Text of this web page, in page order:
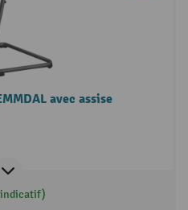
avec assise
indicatif)